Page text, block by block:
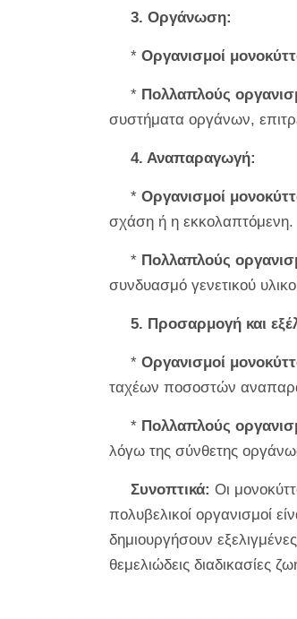
3. Οργάνωση:
* Οργανισμοί
* Πολλαπλούς
συστήματα οργάνων,
4. Αναπαραγωγή:
* Οργανισμοί
σχάση ή η εκκολαπτόμενη.
* Πολλαπλούς
συνδυασμό γενετικού
5. Προσαρμογή και
* Οργανισμοί
ταχέων ποσοστών
* Πολλαπλούς
λόγω της σύνθετης
Συνοπτικά: Οι
πολυβελικοί οργανισμοί
δημιουργήσουν
θεμελιώδεις διαδικασίες